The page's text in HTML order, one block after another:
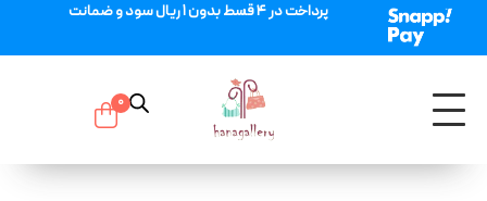
پرداخت در 4 قسط بدون 1 ریال سود و ضمانت
0